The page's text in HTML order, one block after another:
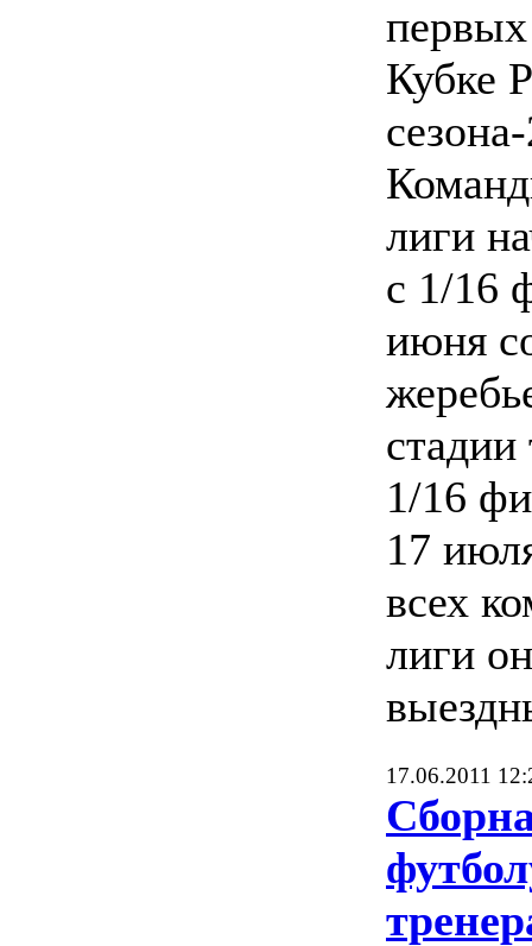
Кубке
лиги
с 1/16
июня
1/16
17
всех
лиги
17.06.2011